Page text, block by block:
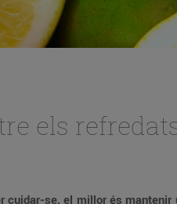
els
se, el millor és